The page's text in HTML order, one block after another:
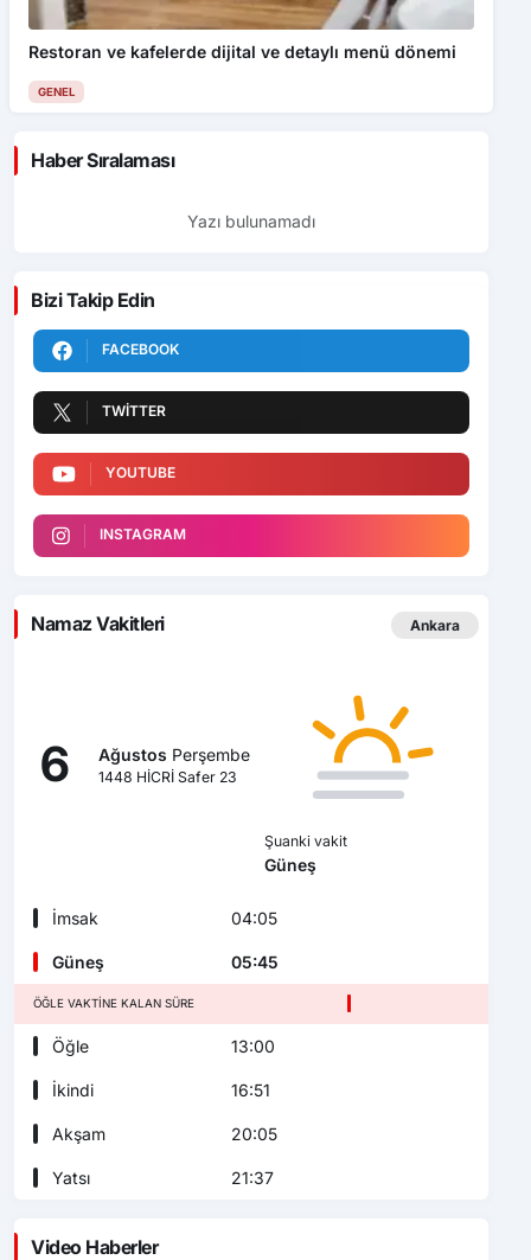
Restoran ve kafelerde dijital ve detaylı menü dönemi
GENEL
Haber Sıralaması
Yazı bulunamadı
Bizi Takip Edin
FACEBOOK
TWITTER
YOUTUBE
INSTAGRAM
Namaz Vakitleri Ankara
6 Ağustos Perşembe
1448 HİCRİ Safer 23
Şuanki vakit
Güneş
İmsak 04:05
Güneş 05:45
ÖĞLE VAKTINE KALAN SÜRE
Öğle 13:00
İkindi 16:51
Akşam 20:05
Yatsı 21:37
Video Haberler